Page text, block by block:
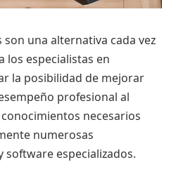
una alternativa cada vez
los especialistas en
la posibilidad de mejorar
profesional al
necesarios
numerosas
especializados.